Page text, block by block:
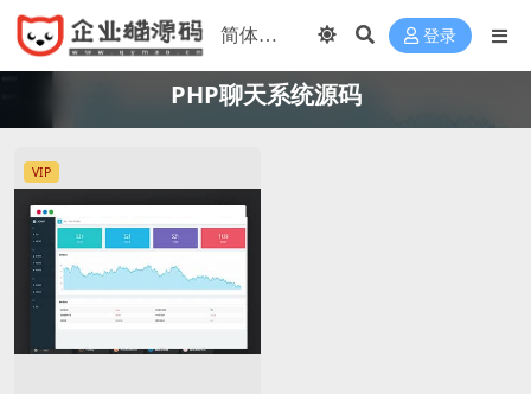
登录
PHP聊天系统源码
VIP